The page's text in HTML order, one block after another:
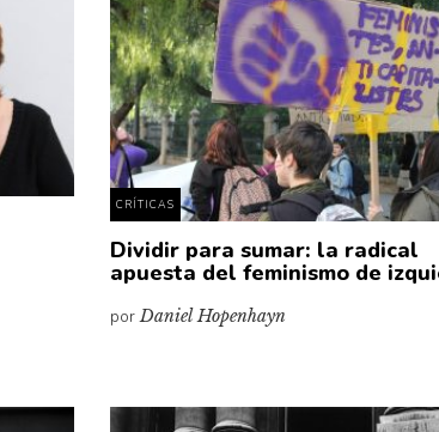
CRÍTICAS
Dividir para sumar: la radical
apuesta del feminismo de
porDaniel Hopenhayn